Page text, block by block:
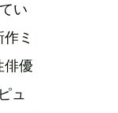
い
ミ
俳優
ュ